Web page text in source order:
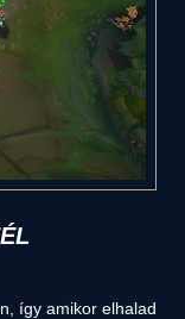
így amikor elhalad